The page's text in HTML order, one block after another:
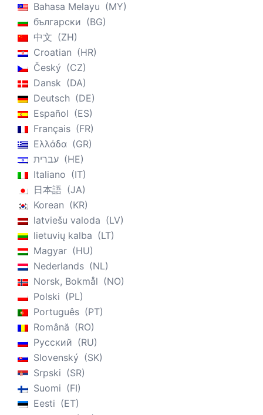
Bahasa Melayu
MY
български
BG
中文
ZH
Croatian
HR
Český
CZ
Dansk
DA
Deutsch
DE
Español
ES
Français
FR
Ελλάδα
GR
עברית
HE
Italiano
IT
日本語
JA
Korean
KR
latviešu valoda
LV
lietuvių kalba
LT
Magyar
HU
Nederlands
NL
Norsk, Bokmål
NO
Polski
PL
Português
PT
Română
RO
Русский
RU
Slovenský
SK
Srpski
SR
Suomi
FI
Eesti
ET